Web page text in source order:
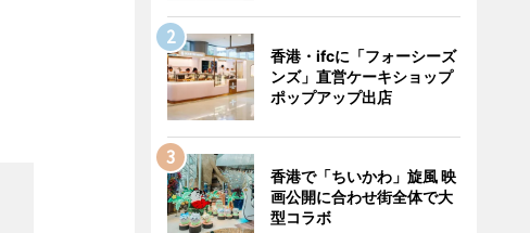
香港・ifcに「フォーシーズ
ンズ」直営ケーキショップ
ポップアップ出店
香港で「ちいかわ」旋風 映
画公開に合わせ街全体で大
型コラボ